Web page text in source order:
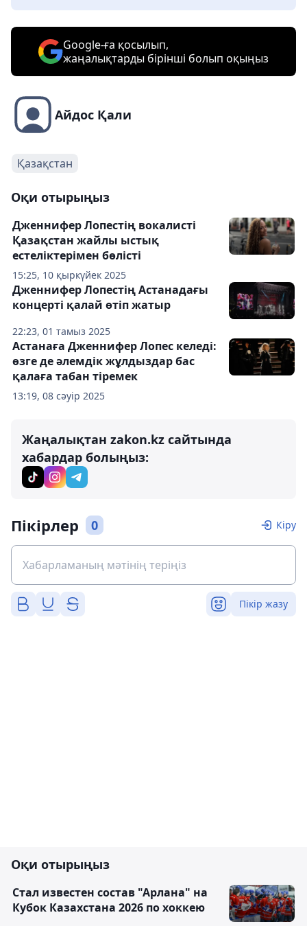
Google-ға қосылып,
жаңалықтарды бірінші болып оқыңыз
Айдос Қали
Қазақстан
Оқи отырыңыз
15:25, 10 қыркүйек 2025
Дженнифер Лопестің вокалисті
Қазақстан жайлы ыстық
естеліктерімен бөлісті
22:23, 01 тамыз 2025
Дженнифер Лопестің Астанадағы
концерті қалай өтіп жатыр
13:19, 08 сәуір 2025
Астанаға Дженнифер Лопес келеді:
өзге де әлемдік жұлдыздар бас
қалаға табан тіремек
Жаңалықтан zakon.kz сайтында
хабардар болыңыз:
Пікірлер 0 Кіру
Пікір жазу
Оқи отырыңыз
Стал известен состав "Арлана" на
Кубок Казахстана 2026 по хоккею